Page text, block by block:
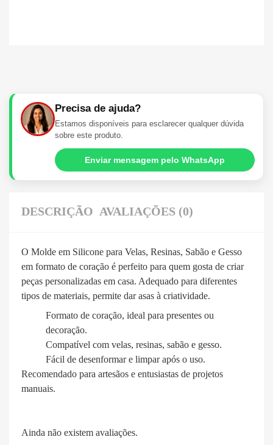
Precisa de ajuda?
Estamos disponíveis para esclarecer qualquer dúvida
sobre este produto.
Enviar mensagem pelo WhatsApp
DESCRIÇÃO AVALIAÇÕES (0)
O Molde em Silicone para Velas, Resinas, Sabão e Gesso
em formato de coração é perfeito para quem gosta de criar
peças personalizadas em casa. Adequado para diferentes
tipos de materiais, permite dar asas à criatividade.
Formato de coração, ideal para presentes ou
decoração.
Compatível com velas, resinas, sabão e gesso.
Fácil de desenformar e limpar após o uso.
Recomendado para artesãos e entusiastas de projetos
manuais.
Ainda não existem avaliações.